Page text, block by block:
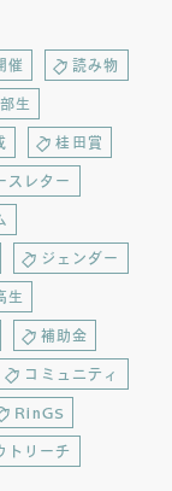
催 読み物
生
桂田賞
スレター
ジェンダー
生
補助金
コミュニティ
RinGS
トリーチ